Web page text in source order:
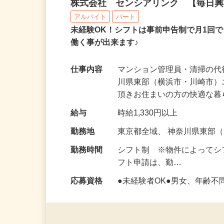
マンションの代行管理
株式会社 センシアリンク 【毎日
アルバイト パート
未経験OK！シフトは事前申告制で月1回
マンション管理員・清掃の
頂きお住まいの方の快適な
給与 時給1,330円以上
勤務地 東京都全域、 神奈川県東部
フト申請は、勤…
応募資格 ●未経験者OK●男女、年齢